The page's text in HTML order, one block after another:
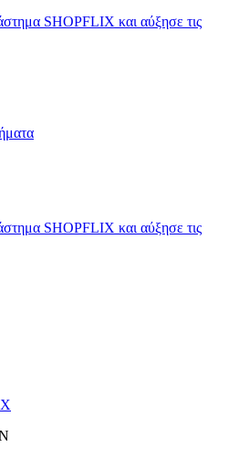
SHOPFLIX και αύξησε τις
SHOPFLIX και αύξησε τις